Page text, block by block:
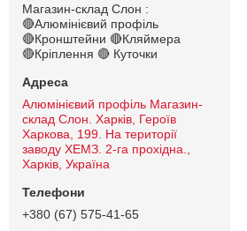
Магазин-склад Слон :
🔴Алюмінієвий профіль
🔴Кронштейни 🔴Кляймера
🔴Кріплення 🔴 Куточки
Алюмінієвий профіль Магазин-
склад Слон. Харків, Героїв
Харкова, 199. На території
заводу ХЕМЗ. 2-га прохідна.,
Харків, Україна
+380 (67) 575-41-65